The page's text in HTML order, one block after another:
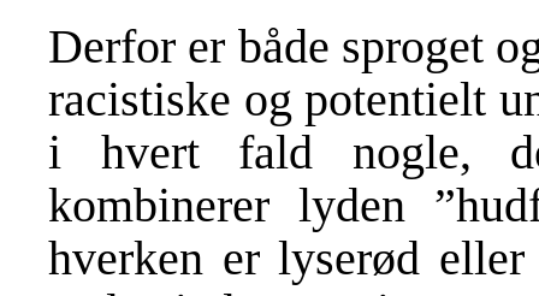
Derfor er både sproget
racistiske og potentielt
i hvert fald nogle,
kombinerer lyden
hverken er lyserød